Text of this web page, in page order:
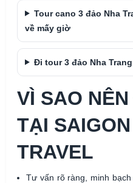
Tour cano 3 đảo Nha
về mấy giờ
Đi tour 3 đảo Nha
VÌ SAO
TẠI
TRAVEL
Tư vấn rõ ràng, minh